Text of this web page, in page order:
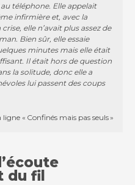
téléphone. Elle appelait
infirmière et, avec la
elle n’avait plus assez de
Bien sûr, elle essaie
minutes mais elle était
Il était hors de question
la solitude, donc elle a
lui passent des coups
« Confinés mais pas seuls »
du fil